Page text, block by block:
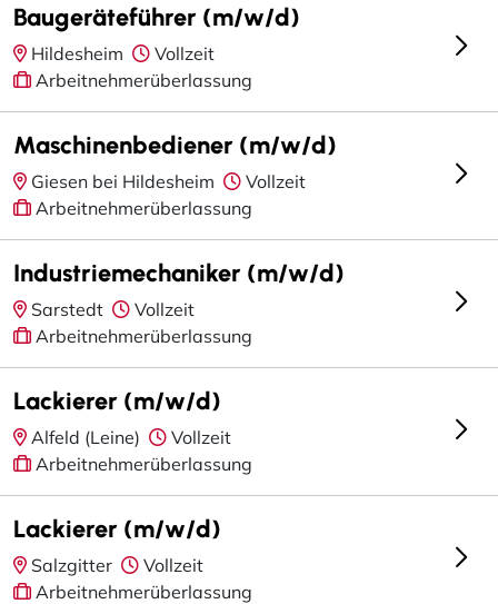
Baugeräteführer (m/w/d)
Hildesheim
Vollzeit
Arbeitnehmerüberlassung
Maschinenbediener (m/w/d)
Giesen bei Hildesheim
Vollzeit
Arbeitnehmerüberlassung
Industriemechaniker (m/w/d)
Sarstedt
Vollzeit
Arbeitnehmerüberlassung
Lackierer (m/w/d)
Alfeld (Leine)
Vollzeit
Arbeitnehmerüberlassung
Lackierer (m/w/d)
Salzgitter
Vollzeit
Arbeitnehmerüberlassung